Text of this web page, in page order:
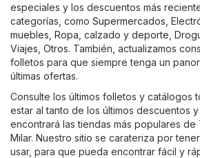
especiales y los descuentos más
categorías, como Supermercados
muebles Ropa, calzado y deporte
Viajes Otros. También, actualizamos
folletos para que siempre tenga un
últimas ofertas.
Consulte los últimos folletos y catálogos
estar al tanto de los últimos descuentos
encontrará las tiendas más populares de
Milar. Nuestro sitio se carateriza por
usar, para que pueda encontrar fácil y